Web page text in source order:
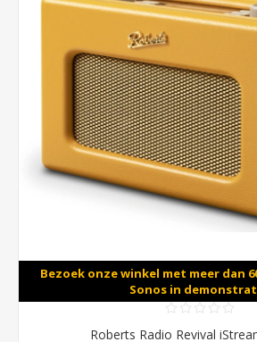
Bezoek onze winkel met meer dan
Sonos in
Roberts Radio Revival